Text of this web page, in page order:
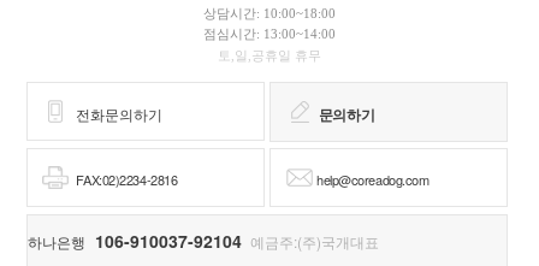
상담시간: 10:00~18:00
점심시간: 13:00~14:00
토,일,공휴일 휴무
전화문의하기 문의하기
FAX:02)2234-2816 help@coreadog.com
하나은행 106-910037-92104 예금주:(주)국개대표